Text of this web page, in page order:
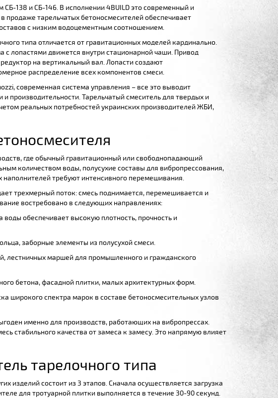
138 и СБ-146. В исполнении 4BUILD это современный и
тарельчатых бетоносмесителей обеспечивает
с низким водоцементным соотношением.
типа отличается от гравитационных моделей кардинально.
с лопастями движется внутри стационарной чаши. Привод
на вертикальный вал. Лопасти создают
распределение всех компонентов смеси.
современная система управления – все это выводит
производительности. Тарельчатый смеситель для твердых и
реальных потребностей украинских производителей ЖБИ,
где обычный гравитационный или свободнопадающий
количеством воды, полусухие составы для вибропрессования,
требуют интенсивного перемешивания.
трехмерный поток: смесь поднимается, перемешивается и
востребовано в следующих направлениях:
обеспечивает высокую плотность, прочность и
заборные элементы из полусухой смеси.
лестничных маршей для промышленного и гражданского
бетона, фасадной плитки, малых архитектурных форм.
широкого спектра марок в составе бетоносмесительных узлов
именно для производств, работающих на вибропрессах.
стабильного качества от замеса к замесу. Это напрямую влияет
тарелочного типа
изделий состоит из 3 этапов. Сначала осуществляется загрузка
для тротуарной плитки выполняется в течение 30-90 секунд.